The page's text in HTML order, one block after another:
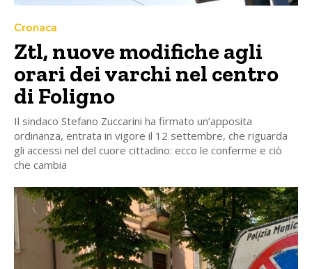
Cronaca
Ztl, nuove modifiche agli
orari dei varchi nel centro
di Foligno
Il sindaco Stefano Zuccarini ha firmato un’apposita
ordinanza, entrata in vigore il 12 settembre, che riguarda
gli accessi nel del cuore cittadino: ecco le conferme e ciò
che cambia